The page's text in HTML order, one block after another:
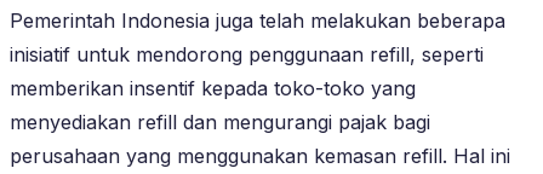
Pemerintah Indonesia juga telah melakukan beberapa
inisiatif untuk mendorong penggunaan refill, seperti
memberikan insentif kepada toko-toko yang
menyediakan refill dan mengurangi pajak bagi
perusahaan yang menggunakan kemasan refill. Hal ini